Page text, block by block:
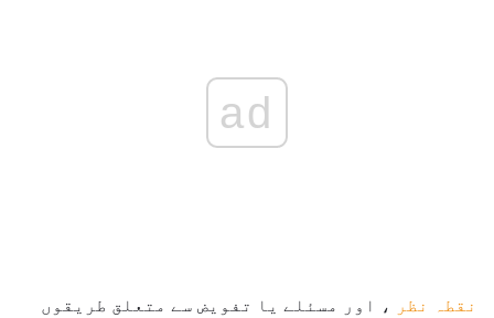
ad
نقطہ نظر
، اور مسئلے یا تفویض سے متعلق طریقوں